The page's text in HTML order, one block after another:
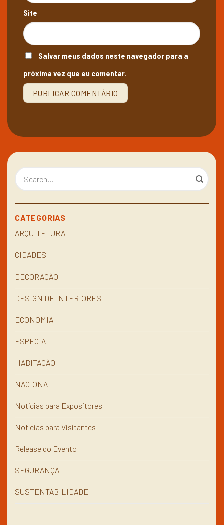
Site
Salvar meus dados neste navegador para a
próxima vez que eu comentar.
CATEGORIAS
ARQUITETURA
CIDADES
DECORAÇÃO
DESIGN DE INTERIORES
ECONOMIA
ESPECIAL
HABITAÇÃO
NACIONAL
Notícias para Expositores
Notícias para Visitantes
Release do Evento
SEGURANÇA
SUSTENTABILIDADE